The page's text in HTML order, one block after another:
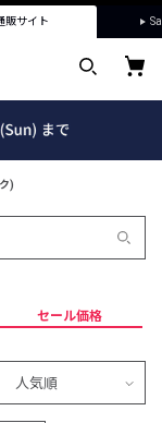
販サイト
)
セール価格
人気順